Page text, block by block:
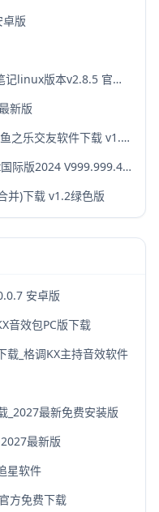
版
为知笔记linux绿色版下载-为知笔记linux版本v2.8.5 官方破解版
新版
非鱼之乐app官方破解版下载-非鱼之乐交友软件下载 v1.3.9安卓版
capcut2024最新破解版|capcut国际版2024 V999.999.45 安卓版下载
并)下载 v1.2绿色版
安卓版
音效包PC版下载
载_格调KX主持音效软件
_2027最新免费安装版
最新版
星软件
方免费下载